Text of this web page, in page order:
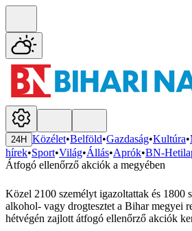
24H Közélet•Belföld•Gazdaság•Kultúra•
hírek•Sport•Világ•Állás•Aprók•BN-
Átfogó ellenőrző akciók a megyében
Közel 2100 személyt igazoltattak és 1800
alkohol- vagy drogtesztet a Bihar megyei
hétvégén zajlott átfogó ellenőrző akciók